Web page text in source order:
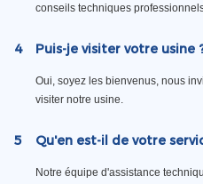
conseils techniques
4 Puis-je visiter votre usine
Oui, soyez les bienvenus, nous
visiter notre usine.
5 Qu'en est-il de votre
Notre équipe d'assistance